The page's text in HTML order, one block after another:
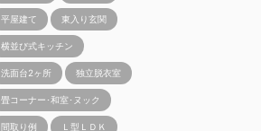
平屋建て 東入り玄関
横並び式キッチン
洗面台2ヶ所 独立脱衣室
畳コーナー･和室･ヌック
間取り例 Ｌ型ＬＤＫ